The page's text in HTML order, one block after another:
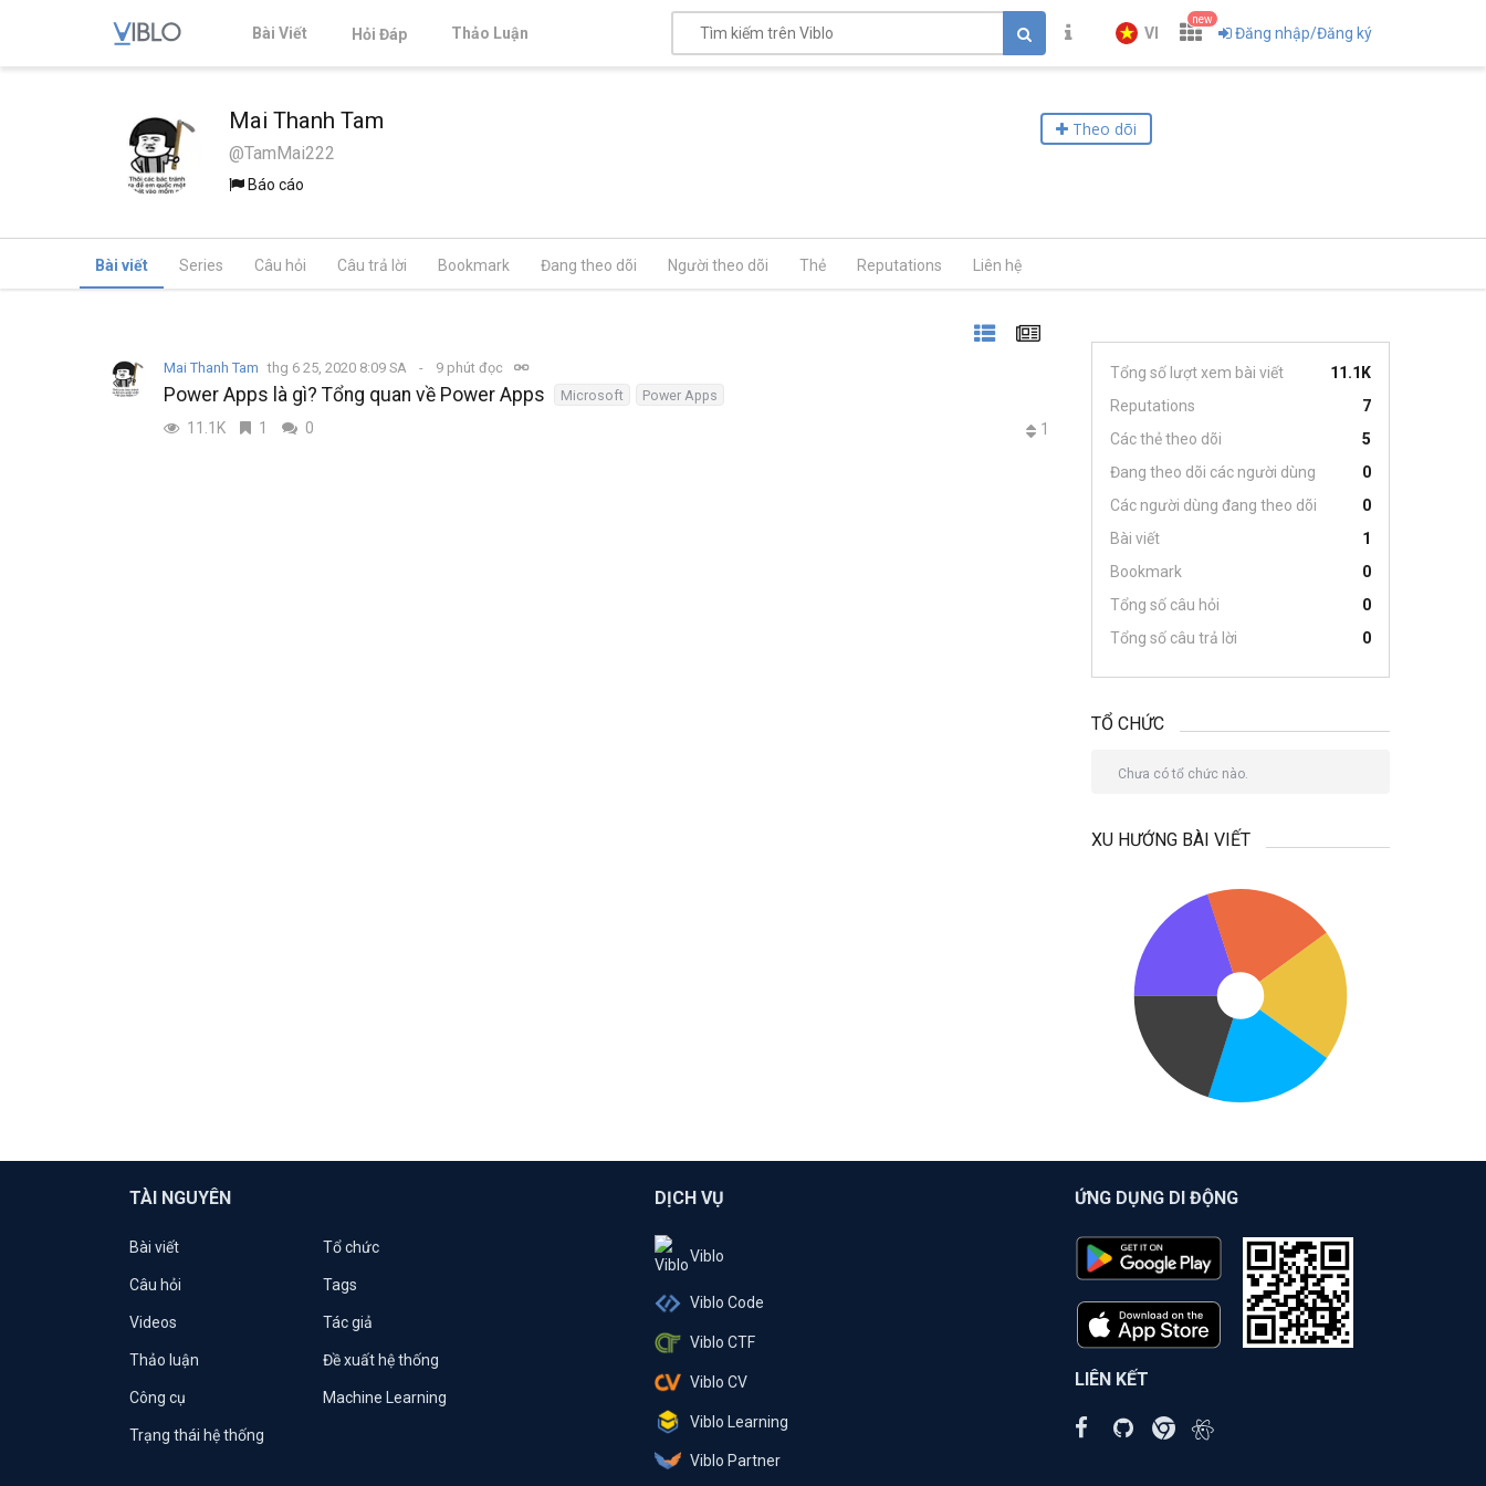
Bài Viết Hỏi Đáp Thảo Luận VI
new
Đăng nhập/Đăng ký
Mai Thanh Tam
@TamMai222
Báo cáo
Theo dõi
Bài viết Series Câu hỏi Câu trả lời Bookmark Đang theo dõi Người theo dõi Thẻ Reputations Liên hệ
Mai Thanh Tam thg 6 25, 2020 8:09 SA 9 phút đọc
Power Apps là gì? Tổng quan về Power Apps Microsoft Power Apps
11.1K 1 0 1
Tổng số lượt xem bài viết
11.1K
Reputations
7
Các thẻ theo dõi
5
Đang theo dõi các người dùng
0
Các người dùng đang theo dõi
0
Bài viết
1
Bookmark
0
Tổng số câu hỏi
0
Tổng số câu trả lời
0
TỔ CHỨC
Chưa có tổ chức nào.
XU HƯỚNG BÀI VIẾT
TÀI NGUYÊN
Bài viết Tổ chức
Câu hỏi Tags
Videos Tác giả
Thảo luận Đề xuất hệ thống
Công cụ Machine Learning
Trạng thái hệ thống
DỊCH VỤ
Viblo
Viblo Code
Viblo CTF
Viblo CV
Viblo Learning
Viblo Partner
ỨNG DỤNG DI ĐỘNG
LIÊN KẾT